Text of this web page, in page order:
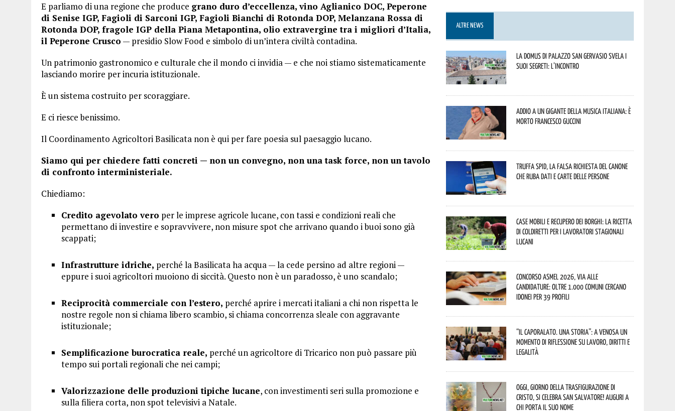
E parliamo di una regione che produce grano duro d’eccellenza, vino Aglianico DOC, Peperone
di Senise IGP, Fagioli di Sarconi IGP, Fagioli Bianchi di Rotonda DOP, Melanzana Rossa di
Rotonda DOP, fragole IGP della Piana Metapontina, olio extravergine tra i migliori d’Italia,
il Peperone Crusco — presidio Slow Food e simbolo di un’intera civiltà contadina.
Un patrimonio gastronomico e culturale che il mondo ci invidia — e che noi stiamo sistematicamente
lasciando morire per incuria istituzionale.
È un sistema costruito per scoraggiare.
E ci riesce benissimo.
Il Coordinamento Agricoltori Basilicata non è qui per fare poesia sul paesaggio lucano.
Siamo qui per chiedere fatti concreti — non un convegno, non una task force, non un tavolo
di confronto interministeriale.
Chiediamo:
Credito agevolato vero per le imprese agricole lucane, con tassi e condizioni reali che
permettano di investire e sopravvivere, non misure spot che arrivano quando i buoi sono già
scappati;
Infrastrutture idriche, perché la Basilicata ha acqua — la cede persino ad altre regioni —
eppure i suoi agricoltori muoiono di siccità. Questo non è un paradosso, è uno scandalo;
Reciprocità commerciale con l’estero, perché aprire i mercati italiani a chi non rispetta le
nostre regole non si chiama libero scambio, si chiama concorrenza sleale con aggravante
istituzionale;
Semplificazione burocratica reale, perché un agricoltore di Tricarico non può passare più
tempo sui portali regionali che nei campi;
Valorizzazione delle produzioni tipiche lucane, con investimenti seri sulla promozione e
sulla filiera corta, non spot televisivi a Natale.
ALTRE NEWS
La Domus di Palazzo San Gervasio svela i
suoi segreti: l’incontro
Addio a un gigante della musica italiana: è
morto Francesco Guccini
Truffa Spid, la falsa richiesta del canone
che ruba dati e carte delle persone
Case mobili e recupero dei borghi: la ricetta
di Coldiretti per i lavoratori stagionali
lucani
Concorso Asmel 2026, via alle
candidature: oltre 1.000 Comuni cercano
idonei per 39 profili
“Il caporalato. Una storia”: a Venosa un
momento di riflessione su lavoro, diritti e
legalità
Oggi, giorno della Trasfigurazione di
Cristo, si celebra San Salvatore! Auguri a
chi porta il suo nome